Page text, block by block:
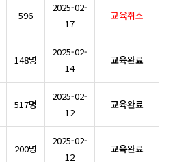
596
2025-02-
17
교육취소
148명
2025-02-
14
교육완료
517명
2025-02-
12
교육완료
200명
2025-02-
12
교육완료